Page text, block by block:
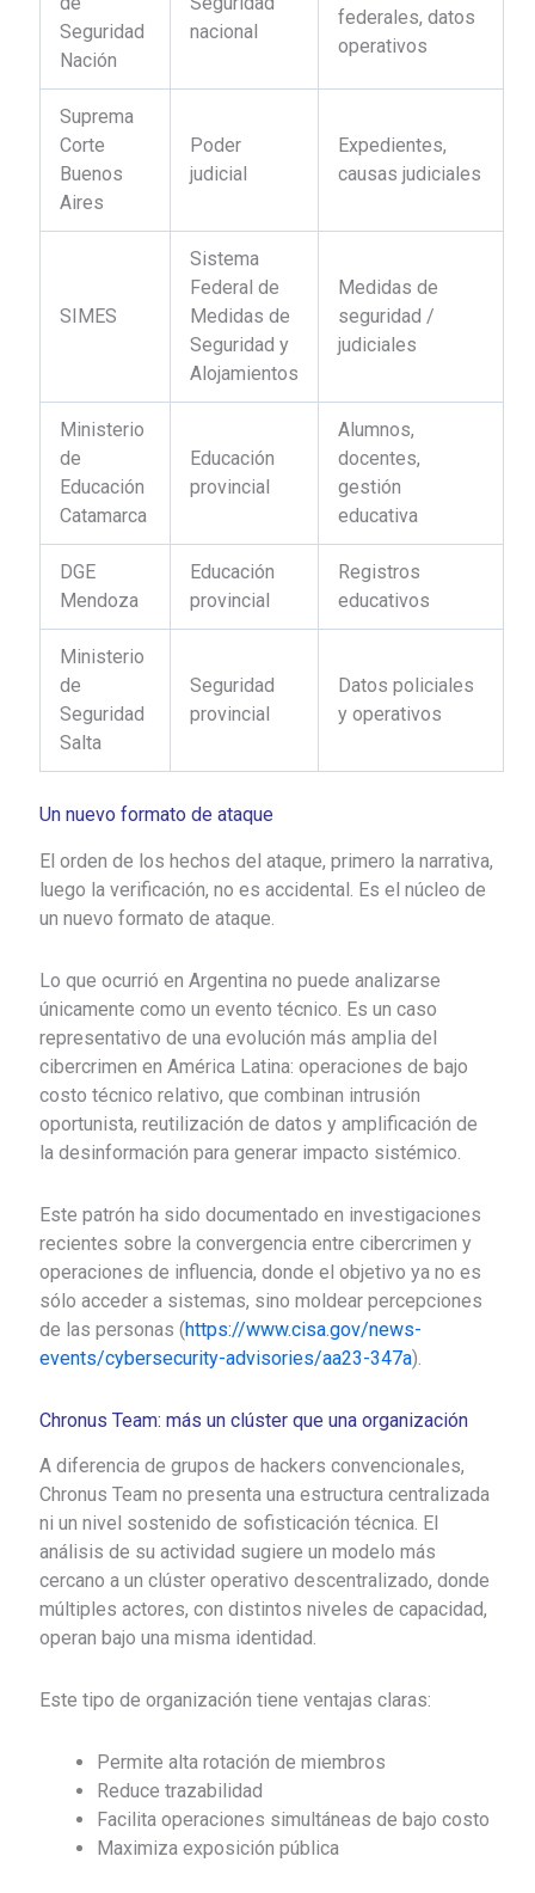
Seguridad
Nación
nacional
federales, datos
operativos
Suprema
Corte
Buenos
Aires
Poder
judicial
Expedientes,
causas judiciales
SIMES
Sistema
Federal de
Medidas de
Seguridad y
Alojamientos
Medidas de
seguridad /
judiciales
Ministerio
de
Educación
Catamarca
Educación
provincial
Alumnos,
docentes,
gestión
educativa
DGE
Mendoza
Educación
provincial
Registros
educativos
Ministerio
de
Seguridad
Salta
Seguridad
provincial
Datos policiales
y operativos
Un nuevo formato de ataque
El orden de los hechos del ataque, primero la narrativa,
luego la verificación, no es accidental. Es el núcleo de
un nuevo formato de ataque.
Lo que ocurrió en Argentina no puede analizarse
únicamente como un evento técnico. Es un caso
representativo de una evolución más amplia del
cibercrimen en América Latina: operaciones de bajo
costo técnico relativo, que combinan intrusión
oportunista, reutilización de datos y amplificación de
la desinformación para generar impacto sistémico.
Este patrón ha sido documentado en investigaciones
recientes sobre la convergencia entre cibercrimen y
operaciones de influencia, donde el objetivo ya no es
sólo acceder a sistemas, sino moldear percepciones
de las personas (https://www.cisa.gov/news-
events/cybersecurity-advisories/aa23-347a).
Chronus Team: más un clúster que una organización
A diferencia de grupos de hackers convencionales,
Chronus Team no presenta una estructura centralizada
ni un nivel sostenido de sofisticación técnica. El
análisis de su actividad sugiere un modelo más
cercano a un clúster operativo descentralizado, donde
múltiples actores, con distintos niveles de capacidad,
operan bajo una misma identidad.
Este tipo de organización tiene ventajas claras:
Permite alta rotación de miembros
Reduce trazabilidad
Facilita operaciones simultáneas de bajo costo
Maximiza exposición pública